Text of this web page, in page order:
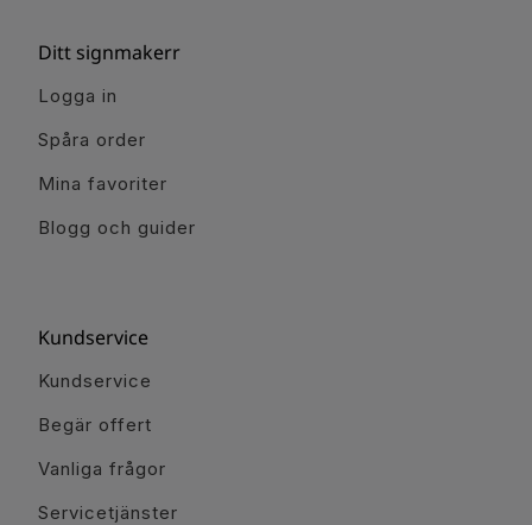
Ditt signmakerr
Logga in
Spåra order
Mina favoriter
Blogg och guider
Kundservice
Kundservice
Begär offert
Vanliga frågor
Servicetjänster